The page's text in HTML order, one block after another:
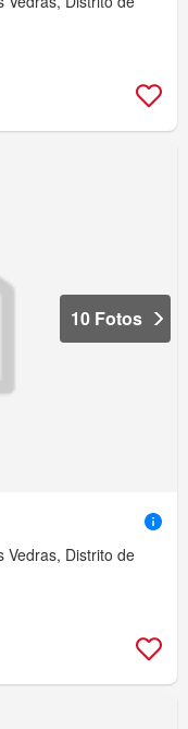
10 Fotos
Vedras, Distrito de